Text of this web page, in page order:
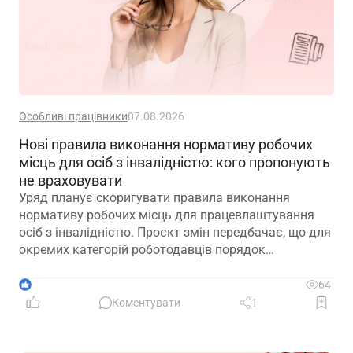
Особливі працівники07.08.2026
Нові правила виконання нормативу робочих
місць для осіб з інвалідністю: кого пропонують
не враховувати
Уряд планує скоригувати правила виконання
нормативу робочих місць для працевлаштування
осіб з інвалідністю. Проєкт змін передбачає, що для
окремих категорій роботодавців порядок
врахувати специфіку їхньої діяльності та усунути
практичні труднощі із виконанням законодавчих
1
64
Коментувати
1